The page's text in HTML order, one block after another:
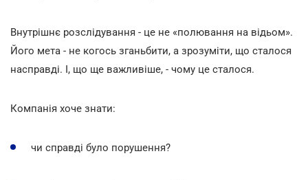
Внутрішнє розслідування - це не «полювання на відьом».
Його мета - не когось зганьбити, а зрозуміти, що сталося
насправді. І, що ще важливіше, - чому це сталося.
Компанія хоче знати:
чи справді було порушення?